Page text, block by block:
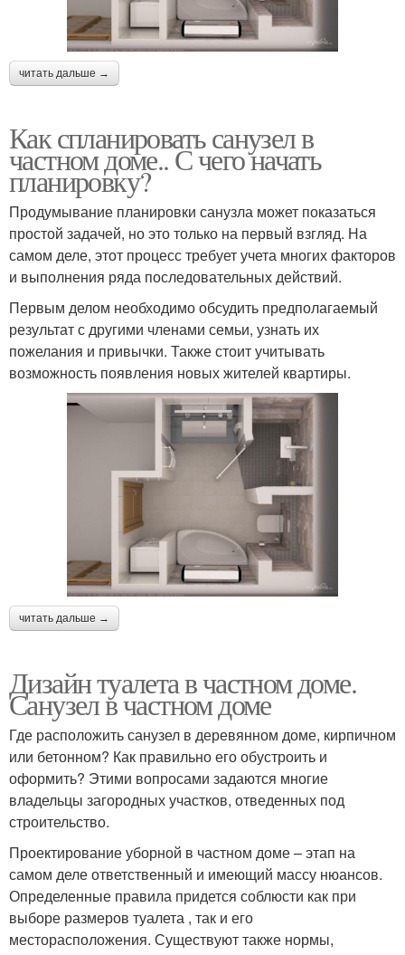
читать дальше →
Как спланировать санузел в
частном доме.. С чего начать
планировку?
Продумывание планировки санузла может показаться
простой задачей, но это только на первый взгляд. На
самом деле, этот процесс требует учета многих факторов
и выполнения ряда последовательных действий.
Первым делом необходимо обсудить предполагаемый
результат с другими членами семьи, узнать их
пожелания и привычки. Также стоит учитывать
возможность появления новых жителей квартиры.
читать дальше →
Дизайн туалета в частном доме.
Санузел в частном доме
Где расположить санузел в деревянном доме, кирпичном
или бетонном? Как правильно его обустроить и
оформить? Этими вопросами задаются многие
владельцы загородных участков, отведенных под
строительство.
Проектирование уборной в частном доме – этап на
самом деле ответственный и имеющий массу нюансов.
Определенные правила придется соблюсти как при
выборе размеров туалета , так и его
месторасположения. Существуют также нормы,